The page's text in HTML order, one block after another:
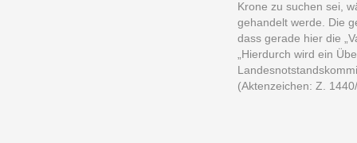
Krone zu suchen sei,
gehandelt werde. Die
dass gerade hier die
„Hierdurch wird ein
(Aktenzeichen: Z.